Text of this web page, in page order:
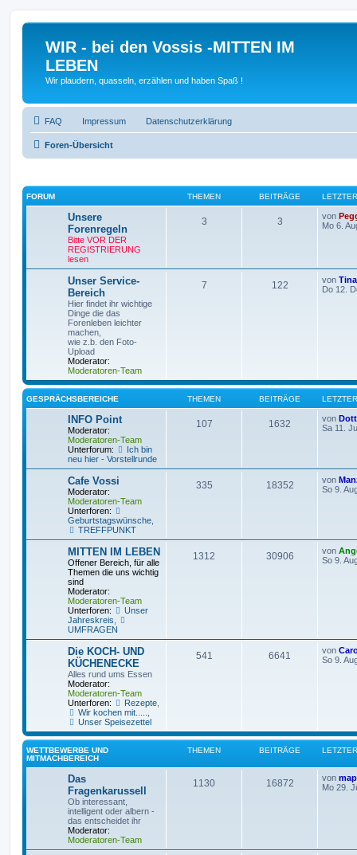
WIR - bei den Vossis -MITTEN IM
LEBEN
Wir plaudern, quasseln, erzählen und haben Spaß !
FAQ Impressum Datenschutzerklärung
Foren-Übersicht
FORUM THEMEN BEITRÄGE
Unsere
Forenregeln
Bitte VOR DER
REGISTRIERUNG
lesen
3 3 von
Mo 6.
Unser Service-
Bereich
Hier findet ihr wichtige
Dinge die das
Forenleben leichter
machen,
wie z.b. den Foto-
Upload
Moderator:
Moderatoren-Team
7 122 von
Do 12.
GESPRÄCHSBEREICHE THEMEN BEITRÄGE
INFO Point
Moderator:
Moderatoren-Team
Unterforum:
Ich bin
neu hier - Vorstellrunde
107 1632 von
Sa 11.
Cafe Vossi
Moderator:
Moderatoren-Team
Unterforen:
Geburtstagswünsche
TREFFPUNKT
335 18352 von
So 9.
MITTEN IM LEBEN
Offener Bereich, für alle
Themen die uns wichtig
sind
Moderator:
Moderatoren-Team
Unterforen:
Unser
Jahreskreis
UMFRAGEN
1312 30906 von
So 9.
Die KOCH- UND
KÜCHENECKE
Alles rund ums Essen
Moderator:
Moderatoren-Team
Unterforen:
Rezepte,
Wir kochen mit.....
Unser Speisezettel
541 6641 von
So 9.
WETTBEWERBE UND
MITMACHBEREICH
THEMEN BEITRÄGE
Das
Fragenkarussell
Ob interessant,
intelligent oder albern -
das entscheidet ihr
Moderator:
Moderatoren-Team
1130 16872 von
Mo 29.